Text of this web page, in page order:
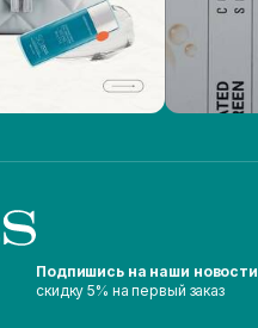
Подпишись на наши новости
скидку 5% на первый заказ